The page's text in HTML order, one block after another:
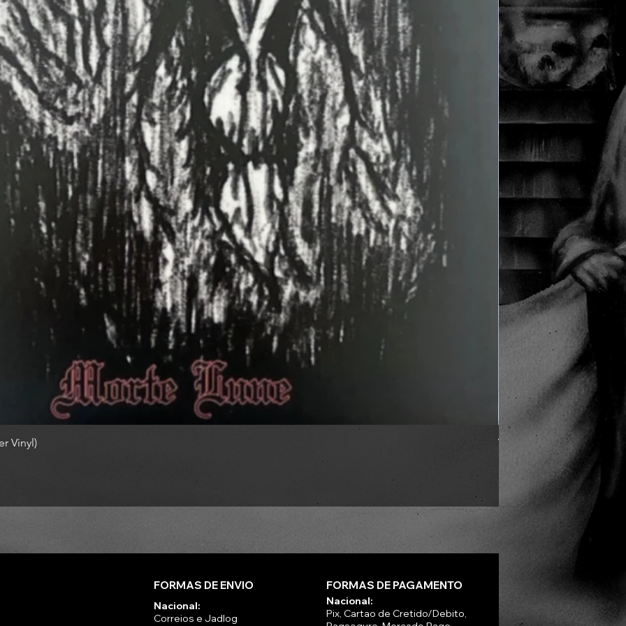
Vinyl)
VLAD TEPES - Into
FORMAS DE ENVIO
Nacional:
Correios e Jadlog
FORMAS DE PAGAMENTO
Nacional:
Pix, Cartao de Cretido/Debito,